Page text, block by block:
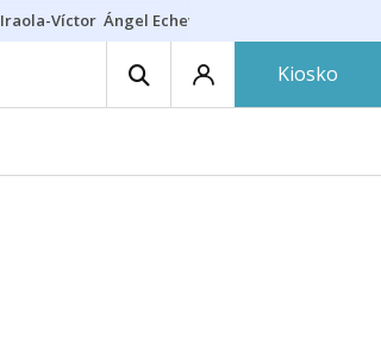
Iraola-Víctor Ángel Echeverría
Kiosko